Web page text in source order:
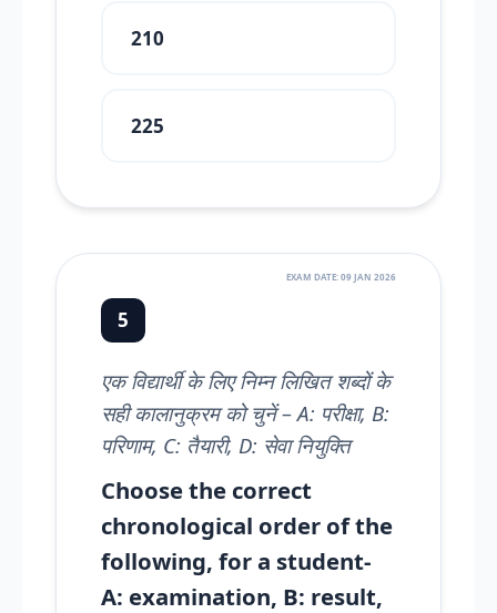
210
225
EXAM DATE: 09 JAN 2026
5
एक विद्यार्थी के लिए निम्न लिखित शब्दों के
सही कालानुक्रम को चुनें – A: परीक्षा, B:
परिणाम, C: तैयारी, D: सेवा नियुक्ति
Choose the correct
chronological order of the
following, for a student-
A: examination, B: result,